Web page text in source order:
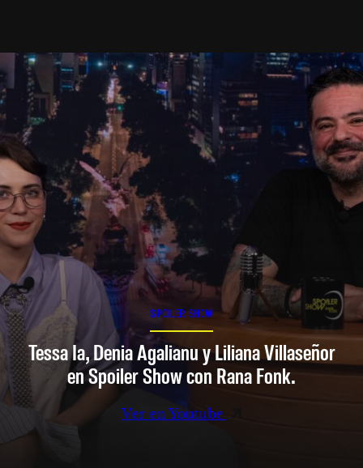
SPOILER SHOW
Tessa Ia, Denia Agalianu y Liliana Villaseñor
en Spoiler Show con Rana Fonk.
Ver en Youtube